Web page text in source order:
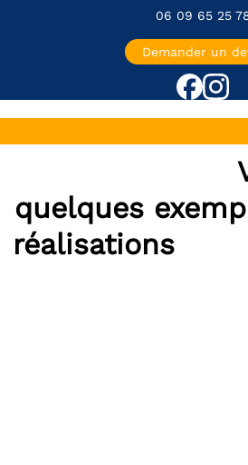
06 09 65 25
Demander un
quelques
réalisations